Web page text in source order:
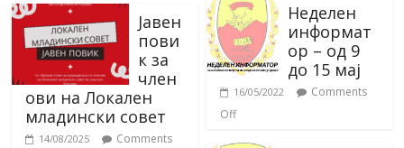
Јавен
пови
к за
член
ови на Локален
младински совет
14/08/2025
Comments
Неделен
информат
ор – од 9
до 15 мај
16/05/2022
Comments
Off